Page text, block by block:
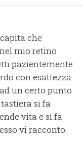
che
mio retino
pazientemente
con esattezza
un certo punto
si fa
vita e si fa
vi racconto.